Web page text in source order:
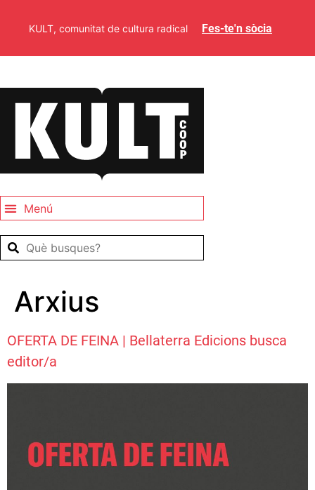
KULT, comunitat de cultura radical Fes-te'n sòcia
Arxius
OFERTA DE FEINA | Bellaterra Edicions busca
editor/a